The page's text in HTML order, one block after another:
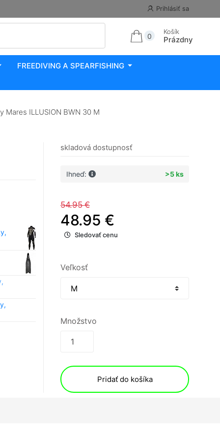
Prihlásiť sa
0
Košík
Prázdny
FREEDIVING A SPEARFISHING
Mares ILLUSION BWN 30 M
skladová dostupnosť
Ihneď: >5 ks
54.95 €
48.95 €
Sledovať cenu
Veľkosť
Množstvo
Pridať do košíka